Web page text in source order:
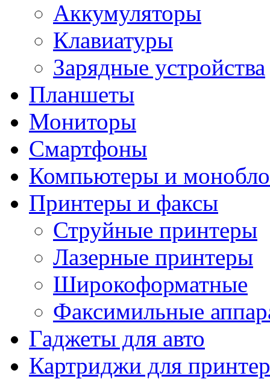
Аккумуляторы
Клавиатуры
Зарядные устройства
Планшеты
Мониторы
Смартфоны
Компьютеры и
Принтеры и факсы
Струйные принтеры
Лазерные принтеры
Широкоформатные
Факсимильные
Гаджеты для авто
Картриджи для